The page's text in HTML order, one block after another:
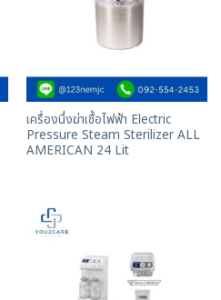
เครื่องนึ่งฆ่าเชื้อไฟฟ้า Electric
Pressure Steam Sterilizer ALL
AMERICAN 24 Lit